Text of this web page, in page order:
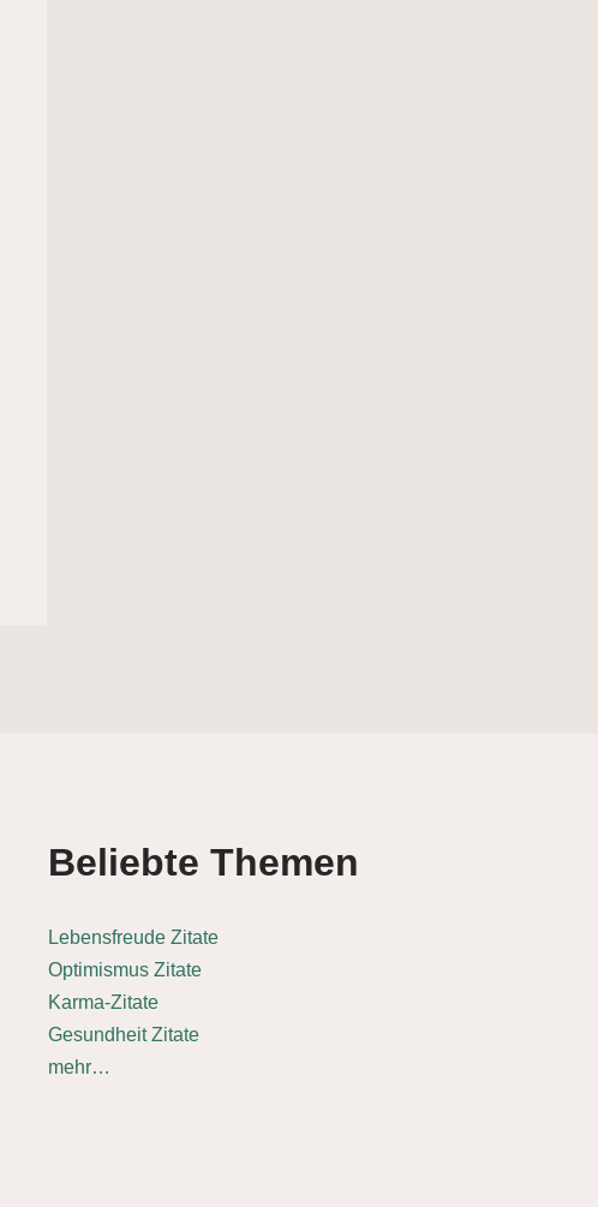
Beliebte Themen
Lebensfreude Zitate
Optimismus Zitate
Karma-Zitate
Gesundheit Zitate
mehr…